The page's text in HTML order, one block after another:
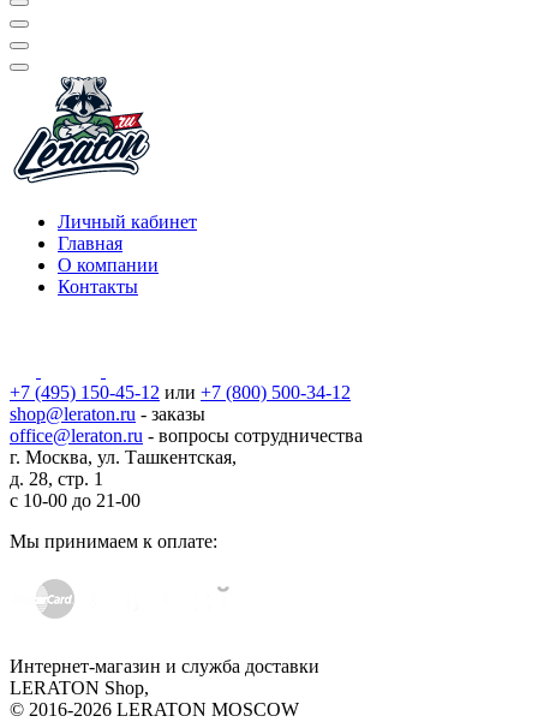
Личный кабинет
Главная
О компании
Контакты
+7 (495) 150-45-12 или +7 (800) 500-34-12
shop@leraton.ru - заказы
office@leraton.ru - вопросы сотрудничества
г. Москва, ул. Ташкентская,
д. 28, стр. 1
с 10-00 до 21-00
Мы принимаем к оплате:
Интернет-магазин и служба доставки
LERATON Shop,
© 2016-2026 LERATON MOSCOW